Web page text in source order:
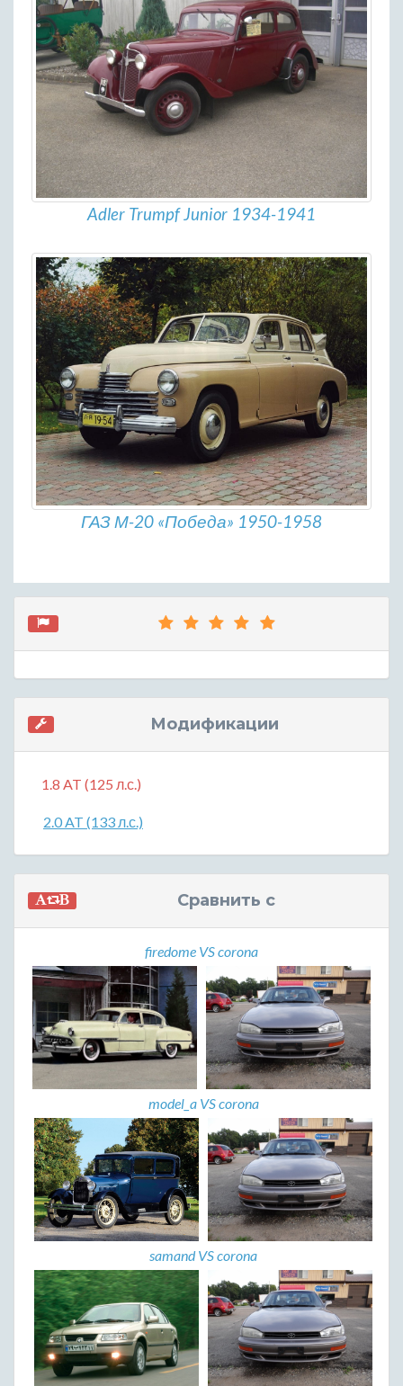
Adler Trumpf Junior 1934-1941
ГАЗ М-20 «Победа» 1950-1958
Модификации
1.8 AT (125 л.с.)
2.0 AT (133 л.с.)
Сравнить с
firedome VS corona
model_a VS corona
samand VS corona